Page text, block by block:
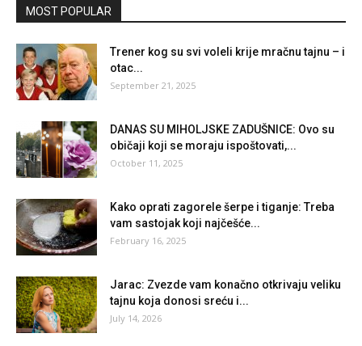
MOST POPULAR
Trener kog su svi voleli krije mračnu tajnu – i
otac...
September 21, 2025
DANAS SU MIHOLJSKE ZADUŠNICE: Ovo su
običaji koji se moraju ispoštovati,...
October 11, 2025
Kako oprati zagorele šerpe i tiganje: Treba
vam sastojak koji najčešće...
February 16, 2025
Jarac: Zvezde vam konačno otkrivaju veliku
tajnu koja donosi sreću i...
July 14, 2026